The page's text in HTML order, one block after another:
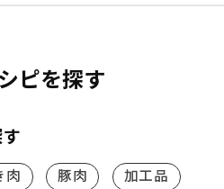
ピを探す
肉 豚肉 加工品